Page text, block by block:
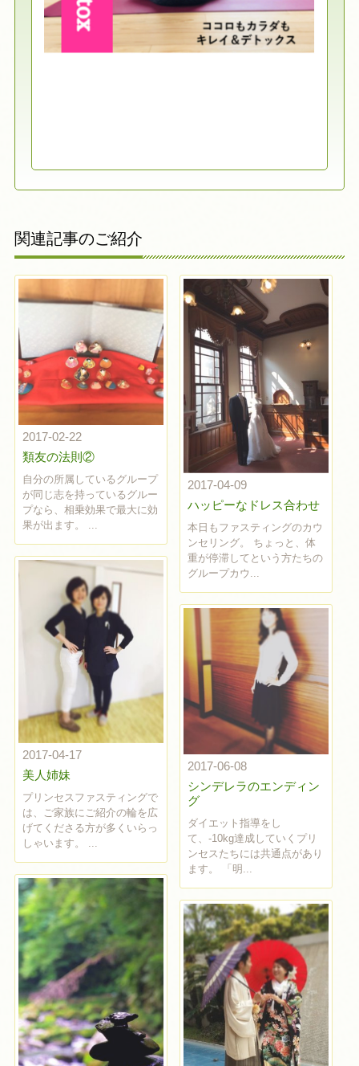
関連記事のご紹介
2017-02-22
類友の法則②
自分の所属しているグループ
が同じ志を持っているグルー
プなら、相乗効果で最大に効
果が出ます。 ...
2017-04-09
ハッピーなドレス合わせ
本日もファスティングのカウ
ンセリング。 ちょっと、体
重が停滞してという方たちの
グループカウ...
2017-04-17
美人姉妹
プリンセスファスティングで
は、ご家族にご紹介の輪を広
げてくださる方が多くいらっ
しゃいます。 ...
2017-06-08
シンデレラのエンディン
グ
ダイエット指導をし
て、-10kg達成していくプリ
ンセスたちには共通点があり
ます。 「明...